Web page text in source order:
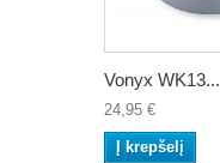
Vonyx WK13...
24,95 €
Į krepšelį